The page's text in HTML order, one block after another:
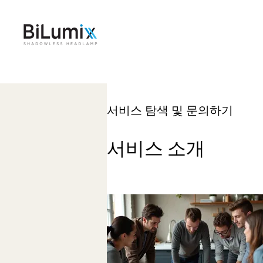
서비스 탐색 및 문의하기
서비스 소개